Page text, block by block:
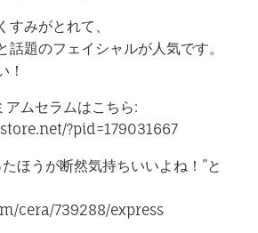
すみがとれて、
話題のフェイシャルが人気です。
！
アムセラムはこちら:
?pid=179031667
ほうが断然気持ちいいよね！”と
cera/739288/express